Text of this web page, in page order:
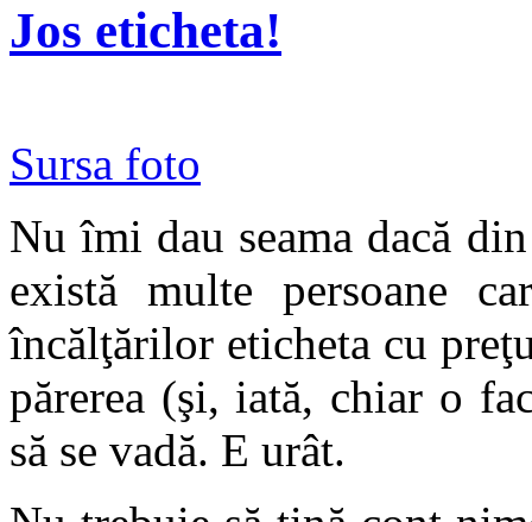
Jos eticheta!
Sursa foto
Nu îmi dau seama dacă
există multe persoane
încălţărilor eticheta cu
părerea (şi, iată, chiar o
să se vadă. E urât.